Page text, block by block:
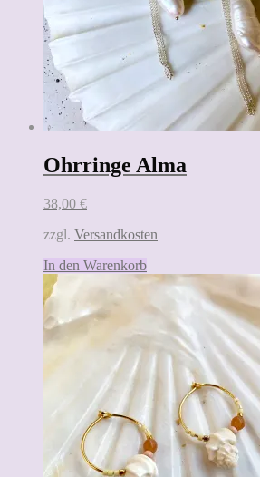
Ohrringe Alma
38,00 €
zzgl. Versandkosten
In den Warenkorb